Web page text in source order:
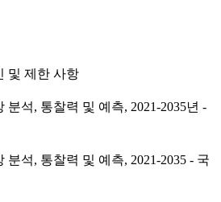
제한 사항
석, 통찰력 및 예측, 2021-2035년 -
석, 통찰력 및 예측, 2021-2035 - 국